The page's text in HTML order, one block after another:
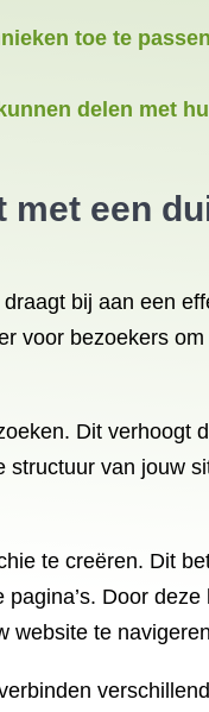
toe te
delen met
met een
bij aan een
voor bezoekers
Dit verhoogt
van jouw
te creëren. Dit
Door
website te